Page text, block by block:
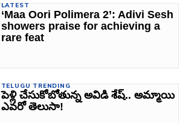
LATEST
‘Maa Oori Polimera 2’: Adivi Sesh
showers praise for achieving a
rare feat
TELUGU TRENDING
పెళ్లి చేసుకోబోతున్న అవిడి శేష్‌.. అమ్మాయి
ఎవరో తెలుసా!